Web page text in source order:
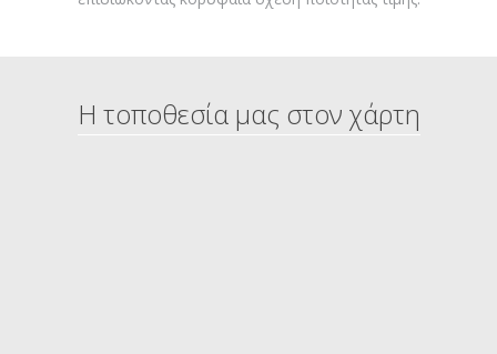
Η τοποθεσία μας στον χάρτη